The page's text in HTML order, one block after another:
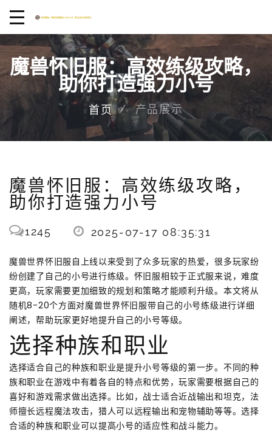
魔兽怀旧服：高效练级攻略，
助你打造强力小号
首页 产品展示
魔兽怀旧服：高效练级攻略，
助你打造强力小号
1245 2025-07-17 08:35:31
魔兽世界怀旧服自上线以来受到了众多玩家的热爱，很多玩家纷
纷创建了自己的小号进行练级。怀旧服相较于正式服来说，难度
更高，玩家需要更加细致的规划和策略才能顺利升级。本文将从
随机8-20个方面对魔兽世界怀旧服带自己的小号练级进行详细
阐述，帮助玩家更好地提升自己的小号等级。
选择种族和职业
选择适合自己的种族和职业是提升小号等级的第一步。不同的种
族和职业在游戏中有着各自的特点和优势，玩家需要根据自己的
喜好和游戏需求做出选择。比如，战士适合近战输出和坦克，法
师擅长远程魔法攻击，猎人可以远程输出和宠物辅助等等。选择
合适的种族和职业可以提高小号的适应性和战斗能力。